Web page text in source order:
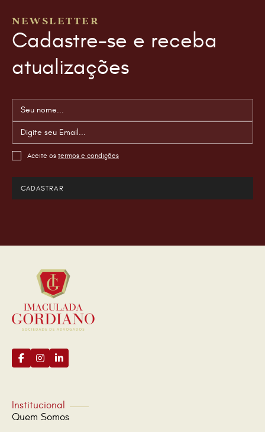
NEWSLETTER
Cadastre-se e receba
atualizações
Aceite os termos e condições
Institucional
Quem Somos